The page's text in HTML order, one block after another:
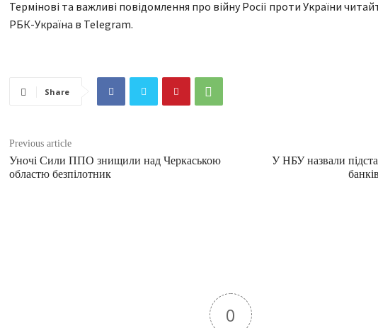
Термінові та важливі повідомлення про війну Росії проти України
РБК-Україна в Telegram.
Share
Previous article
Уночі Сили ППО знищили над Черкаською
областю безпілотник
У НБУ назвали
0